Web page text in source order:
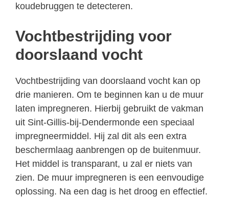
koudebruggen te detecteren.
Vochtbestrijding voor
doorslaand vocht
Vochtbestrijding van doorslaand vocht kan op
drie manieren. Om te beginnen kan u de muur
laten impregneren. Hierbij gebruikt de vakman
uit Sint-Gillis-bij-Dendermonde een speciaal
impregneermiddel. Hij zal dit als een extra
beschermlaag aanbrengen op de buitenmuur.
Het middel is transparant, u zal er niets van
zien. De muur impregneren is een eenvoudige
oplossing. Na een dag is het droog en effectief.